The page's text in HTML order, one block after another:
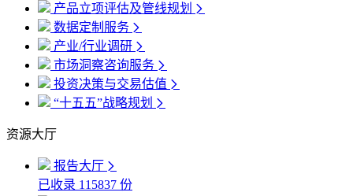
产品立项评估及管线规划
数据定制服务
产业/行业调研
市场洞察咨询服务
投资决策与交易估值
“十五五”战略规划
资源大厅
报告大厅
已收录 115837 份